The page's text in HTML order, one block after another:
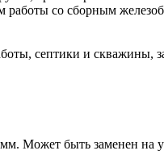
со сборным
септики и
Может быть заменен на